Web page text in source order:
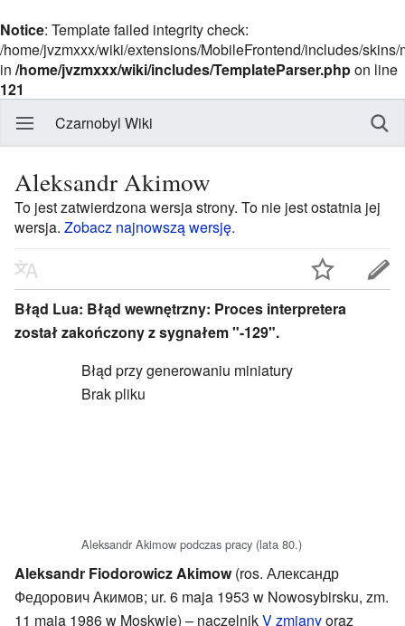
Notice: Template failed integrity check:
/home/jvzmxxx/wiki/extensions/MobileFrontend/includes/
in /home/jvzmxxx/wiki/includes/TemplateParser.phpon line
121
Czarnobyl Wiki
Aleksandr Akimow
To jest zatwierdzona wersja strony. To nie jest ostatnia jej
wersja. Zobacz najnowszą wersję.
Błąd Lua: Błąd wewnętrzny: Proces interpretera
został zakończony z sygnałem "-129".
Błąd przy generowaniu miniatury
Brak pliku
Aleksandr Akimow podczas pracy (lata 80.)
Aleksandr Fiodorowicz Akimow(ros. Александр
Федорович Акимов; ur. 6 maja 1953 w Nowosybirsku, zm.
11 maja 1986 w Moskwie) – naczelnikV zmianyoraz